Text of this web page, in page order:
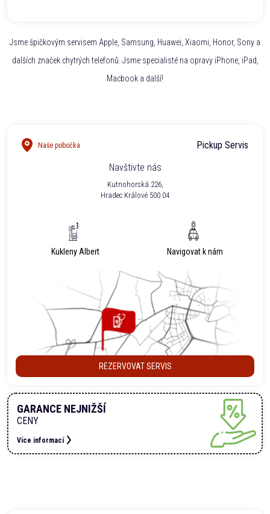
Jsme špičkovým servisem Apple, Samsung, Huawei, Xiaomi, Honor, Sony a
dalších značek chytrých telefonů. Jsme specialisté na opravy iPhone, iPad,
Macbook a další!
Naše pobočka
Pickup Servis
Navštivte nás
Kutnohorská 226,
Hradec Králové 500 04
Kukleny Albert Navigovat k nám
REZERVOVAT SERVIS
GARANCE NEJNIŽŠÍ
CENY
Více informací